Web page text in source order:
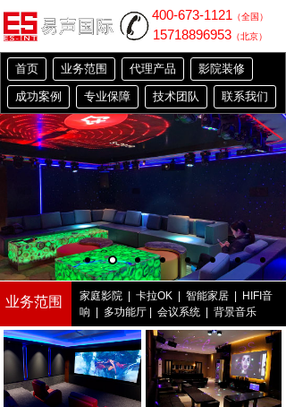
400-673-1121 （全国）
15718896953 （北京）
首页 业务范围 代理产品 影院装修
成功案例 专业保障 技术团队 联系我们
家庭影院 卡拉OK 智能家居
HIFI音
响
多功能厅 会议系统 背景音乐
业务范围